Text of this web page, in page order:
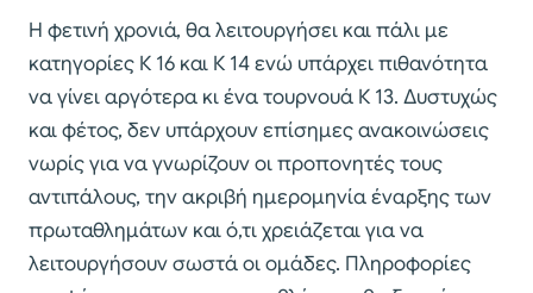
Η φετινή χρονιά, θα λειτουργήσει και πάλι με
κατηγορίες Κ 16 και Κ 14 ενώ υπάρχει πιθανότητα
να γίνει αργότερα κι ένα τουρνουά Κ 13. Δυστυχώς
και φέτος, δεν υπάρχουν επίσημες ανακοινώσεις
νωρίς για να γνωρίζουν οι προπονητές τους
αντιπάλους, την ακριβή ημερομηνία έναρξης των
πρωταθλημάτων και ό,τι χρειάζεται για να
λειτουργήσουν σωστά οι ομάδες. Πληροφορίες